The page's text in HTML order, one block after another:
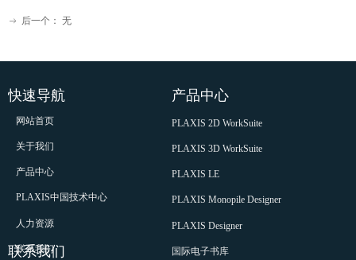
ꁹ 后一个： 无
产品中心
PLAXIS 2D WorkSuite
PLAXIS 3D WorkSuite
PLAXIS LE
PLAXIS Monopile Designer
PLAXIS Designer
国际电子书库
网站首页
关于我们
产品中心
PLAXIS中国技术中心
人力资源
联系我们
快速导航
联系我们